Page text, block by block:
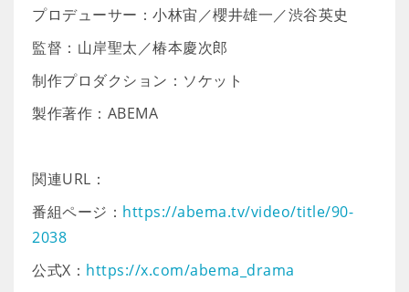
プロデューサー：小林宙／櫻井雄一／渋谷英史
監督：山岸聖太／椿本慶次郎
制作プロダクション：ソケット
製作著作：ABEMA
関連URL：
番組ページ： https://abema.tv/video/title/90-
2038
公式X： https://x.com/abema_drama